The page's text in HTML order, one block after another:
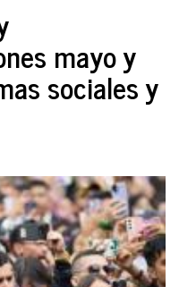
mayo y
sociales y